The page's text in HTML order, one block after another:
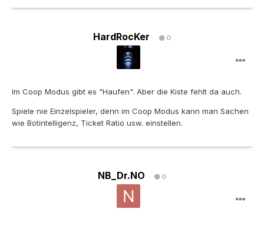
HardRocKer 0
Im Coop Modus gibt es "Haufen". Aber die Kiste fehlt da auch.
Spiele nie Einzelspieler, denn im Coop Modus kann man Sachen
wie Botintelligenz, Ticket Ratio usw. einstellen.
NB_Dr.NO 0